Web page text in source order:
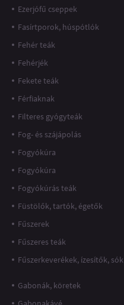
Ezerjófű cseppek
Fasírtporok, húspótlók
Fehér teák
Fehérjék
Fekete teák
Férfiaknak
Filteres gyógyteák
Fog- és szájápolás
Fogyókúra
Fogyókúra
Fogyókúrás teák
Füstölők, tartók, égetők
Fűszerek
Fűszeres teák
Fűszerkeverékek, ízesítők, sók
Gabonák, köretek